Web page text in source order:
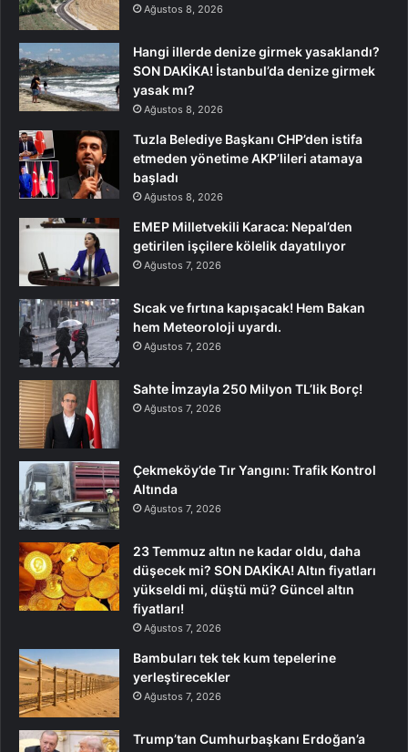
Ağustos 8, 2026
Hangi illerde denize girmek yasaklandı?
SON DAKİKA! İstanbul’da denize girmek
yasak mı?
Ağustos 8, 2026
Tuzla Belediye Başkanı CHP’den istifa
etmeden yönetime AKP’lileri atamaya
başladı
Ağustos 8, 2026
EMEP Milletvekili Karaca: Nepal’den
getirilen işçilere kölelik dayatılıyor
Ağustos 7, 2026
Sıcak ve fırtına kapışacak! Hem Bakan
hem Meteoroloji uyardı.
Ağustos 7, 2026
Sahte İmzayla 250 Milyon TL’lik Borç!
Ağustos 7, 2026
Çekmeköy’de Tır Yangını: Trafik Kontrol
Altında
Ağustos 7, 2026
23 Temmuz altın ne kadar oldu, daha
düşecek mi? SON DAKİKA! Altın fiyatları
yükseldi mi, düştü mü? Güncel altın
fiyatları!
Ağustos 7, 2026
Bambuları tek tek kum tepelerine
yerleştirecekler
Ağustos 7, 2026
Trump’tan Cumhurbaşkanı Erdoğan’a